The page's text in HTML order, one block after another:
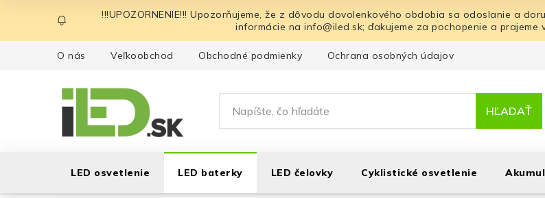
obsah
!!!UPOZORNENIE!!! Upozorňujeme, že z dôvodu dovolenkového obdobia sa odoslanie a
informácie na info@iled.sk; ďakujeme za pochopenie a prajeme
O nás Veľkoobchod Obchodné podmienky Ochrana osobných údajov
HĽADAŤ
LED osvetlenie LED baterky LED čelovky Cyklistické osvetlenie